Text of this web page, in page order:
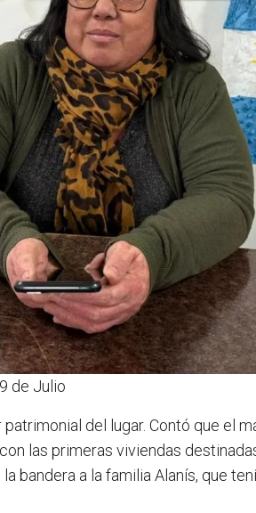
de Julio
del lugar. Contó que el
las primeras viviendas
bandera a la familia Alanís, que